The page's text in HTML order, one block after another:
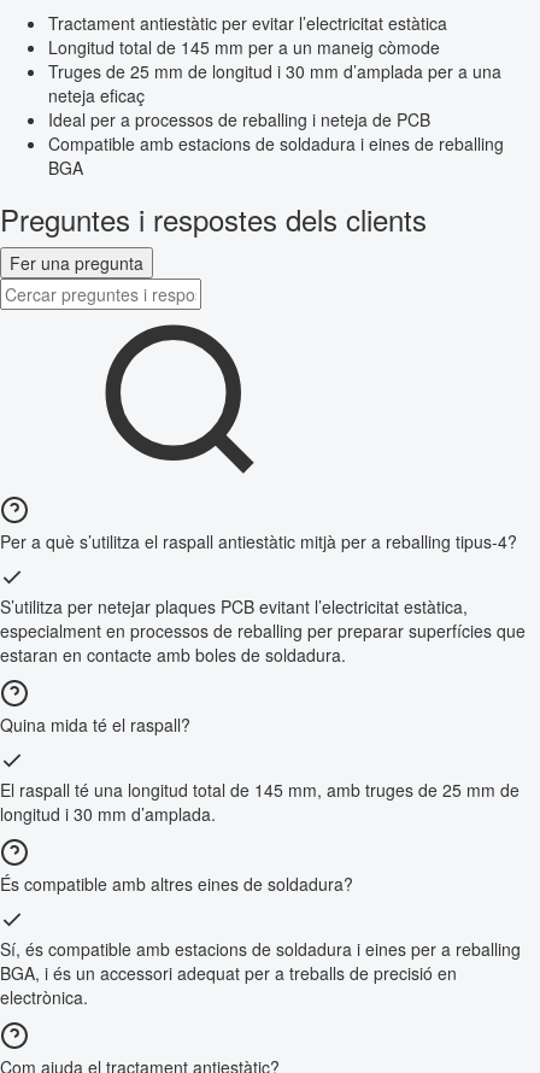
Tractament antiestàtic per evitar l’electricitat estàtica
Longitud total de 145 mm per a un maneig còmode
Truges de 25 mm de longitud i 30 mm d’amplada per a una
neteja eficaç
Ideal per a processos de reballing i neteja de PCB
Compatible amb estacions de soldadura i eines de reballing
BGA
Preguntes i respostes dels clients
Fer una pregunta
Per a què s’utilitza el raspall antiestàtic mitjà per a reballing tipus-4?
S’utilitza per netejar plaques PCB evitant l’electricitat estàtica,
especialment en processos de reballing per preparar superfícies que
estaran en contacte amb boles de soldadura.
Quina mida té el raspall?
El raspall té una longitud total de 145 mm, amb truges de 25 mm de
longitud i 30 mm d’amplada.
És compatible amb altres eines de soldadura?
Sí, és compatible amb estacions de soldadura i eines per a reballing
BGA, i és un accessori adequat per a treballs de precisió en
electrònica.
Com ajuda el tractament antiestàtic?